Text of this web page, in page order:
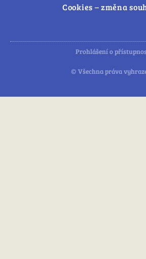
Cookies – změna
Prohlášení o
© Všechna práva